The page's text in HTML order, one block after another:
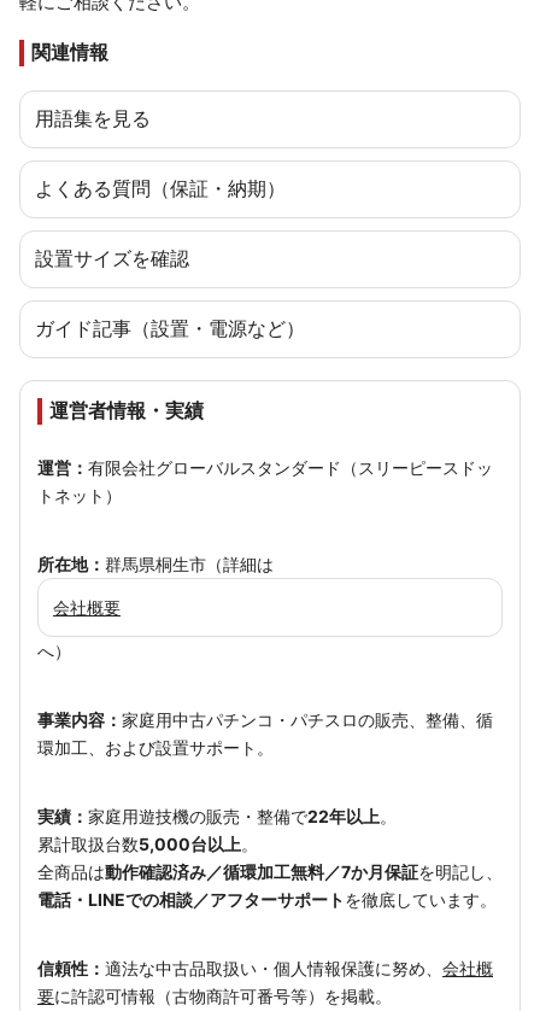
関連情報
用語集を見る
よくある質問（保証・納期）
設置サイズを確認
ガイド記事（設置・電源など）
運営者情報・実績
運営： 有限会社グローバルスタンダード（スリーピースドッ
トネット）
所在地： 群馬県桐生市（詳細は
会社概要
へ）
事業内容： 家庭用中古パチンコ・パチスロの販売、整備、循
環加工、および設置サポート。
実績： 家庭用遊技機の販売・整備で22年以上。
累計取扱台数5,000台以上。
全商品は動作確認済み／循環加工無料／7か月保証を明記し、
電話・LINEでの相談／アフターサポートを徹底しています。
信頼性： 適法な中古品取扱い・個人情報保護に努め、 会社概
要に許認可情報（古物商許可番号等）を掲載。